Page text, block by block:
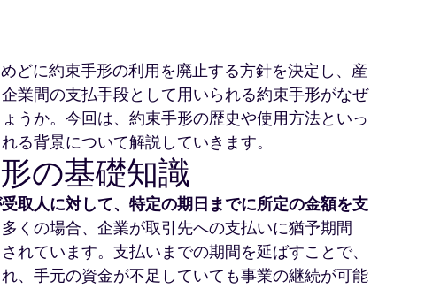
どに約束手形の利用を廃止する方針を決定し、産
業間の支払手段として用いられる約束手形がなぜ
うか。今回は、約束手形の歴史や使用方法といっ
る背景について解説していきます。
の基礎知識
取人に対して、特定の期日までに所定の金額を支
くの場合、企業が取引先への支払いに猶予期間
れています。支払いまでの期間を延ばすことで、
、手元の資金が不足していても事業の継続が可能